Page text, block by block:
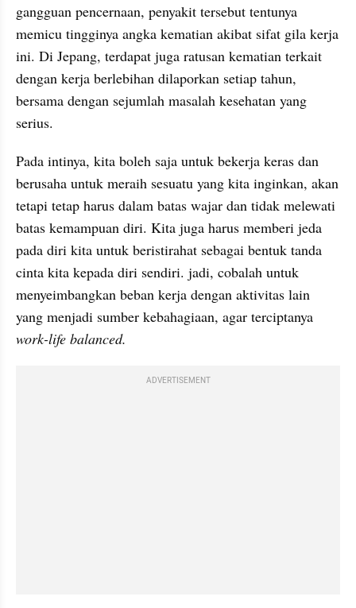
gangguan pencernaan, penyakit tersebut tentunya
memicu tingginya angka kematian akibat sifat gila kerja
ini. Di Jepang, terdapat juga ratusan kematian terkait
dengan kerja berlebihan dilaporkan setiap tahun,
bersama dengan sejumlah masalah kesehatan yang
serius.
Pada intinya, kita boleh saja untuk bekerja keras dan
berusaha untuk meraih sesuatu yang kita inginkan, akan
tetapi tetap harus dalam batas wajar dan tidak melewati
batas kemampuan diri. Kita juga harus memberi jeda
pada diri kita untuk beristirahat sebagai bentuk tanda
cinta kita kepada diri sendiri. jadi, cobalah untuk
menyeimbangkan beban kerja dengan aktivitas lain
work-life balanced.
ADVERTISEMENT